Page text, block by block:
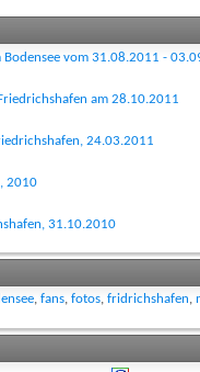
Bodensee vom 31.08.2011 -
am 28.10.2011
24.03.2011
2010
31.10.2010
, fans, fotos, fridrichshafen,